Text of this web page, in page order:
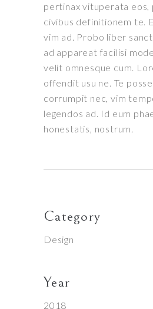
pertinax vituperata eos,
civibus definitionem te.
vim ad. Probo liber
ad appareat facilisi
velit omnesque cum.
offendit usu ne. Te
corrumpit nec, vim
legendos ad. Id eum
honestatis, nostrum.
Category
Design
Year
2018